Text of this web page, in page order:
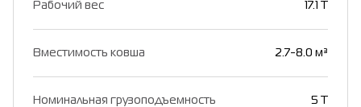
Рабочий вес 17.1 T
Вместимость ковша 2.7-8.0 м³
Номинальная грузоподъемность 5 T